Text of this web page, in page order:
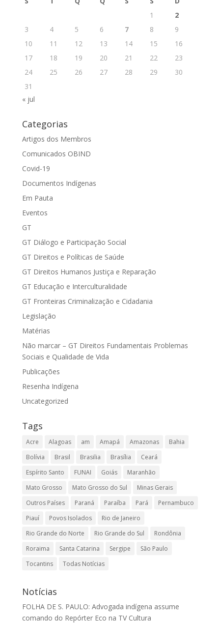
1
2
3
4 5 6 7 8
9
10
11 12 13 14 15
16
17
18 19 20 21 22
23
24
25 26 27 28 29
30
31
« jul
Categorias
Artigos dos Membros
Comunicados OBIND
Covid-19
Documentos Indígenas
Em Pauta
Eventos
GT
GT Diálogo e Participação Social
GT Direitos e Políticas de Saúde
GT Direitos Humanos Justiça e Reparação
GT Educação e Interculturalidade
GT Fronteiras Criminalização e Cidadania
Legislação
Matérias
Não marcar – GT Direitos Fundamentais Problemas
Sociais e Qualidade de Vida
Publicações
Resenha Indígena
Uncategorized
Tags
Acre Alagoas am Amapá Amazonas
Bahia
Bolívia
Brasil Brasilia Brasília
Ceará
Espírito Santo
FUNAI Goiás
Maranhão
Mato Grosso
Mato Grosso do Sul
Minas Gerais
Outros Países
Paraná Paraíba Pará
Pernambuco
Piauí
Povos Isolados
Rio de Janeiro
Rio Grande do Norte
Rio Grande do Sul
Rondônia
Roraima
Santa Catarina Sergipe
São Paulo
Tocantins
Todas Notícias
Notícias
FOLHA DE S. PAULO: Advogada indígena assume
comando do Repórter Eco na TV Cultura